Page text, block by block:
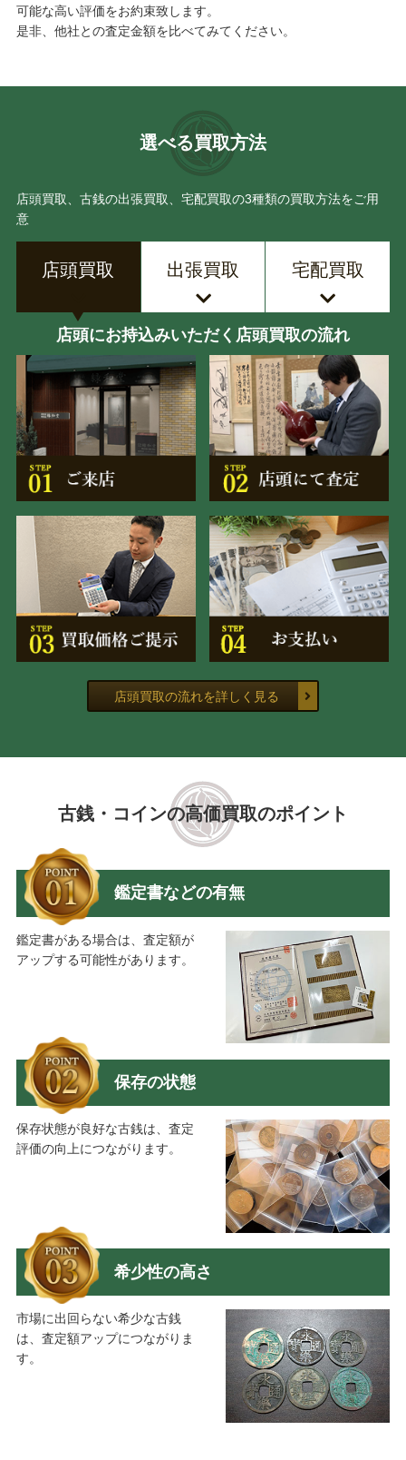
可能な高い評価をお約束致します。
是非、他社との査定金額を比べてみてください。
選べる買取方法
店頭買取、古銭の出張買取、宅配買取の3種類の買取方法をご用
意
店頭買取 出張買取 宅配買取
店頭にお持込みいただく店頭買取の流れ
店頭買取の流れを詳しく見る
古銭・コインの高価買取のポイント
鑑定書などの有無
鑑定書がある場合は、査定額が
アップする可能性があります。
保存の状態
保存状態が良好な古銭は、査定
評価の向上につながります。
希少性の高さ
市場に出回らない希少な古銭
は、査定額アップにつながりま
す。